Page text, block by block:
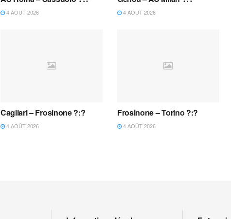
4 AOÛT 2026 4 AOÛT 2026
Cagliari – Frosinone ?:?
4 AOÛT 2026
Frosinone – Torino ?:?
4 AOÛT 2026